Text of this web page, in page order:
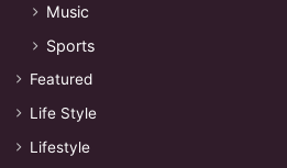
Music
Sports
Featured
Life Style
Lifestyle